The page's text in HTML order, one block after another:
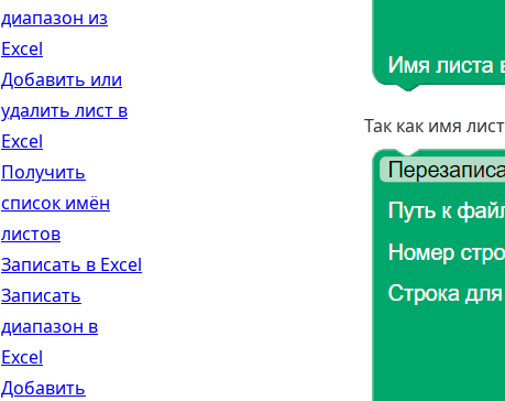
диапазон из
Excel
Добавить или
удалить лист в
Excel
Получить
список имён
листов
Записать в Excel
Записать
диапазон в
Excel
Добавить
Так как имя